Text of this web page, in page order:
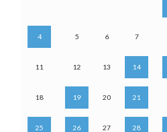
4 5 6 7
11 12 13 14
18 19 20 21
25 26 27 28